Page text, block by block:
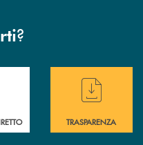
?
di assistenza immediata ?
Hai bisogno di
TRASPARENZA